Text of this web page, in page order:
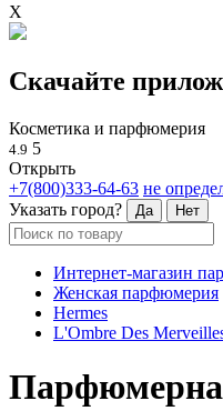
X
Скачайте
Косметика и парфюмерия
4.9 5
Открыть
+7(800)333-64-63 не
Указать город?
Да Нет
Интернет-магазин
Женская парфюмерия
Hermes
L'Ombre Des